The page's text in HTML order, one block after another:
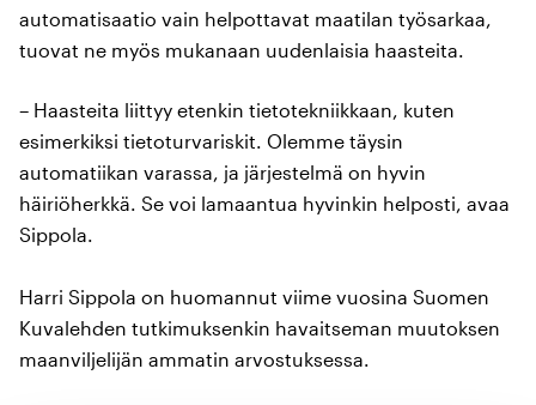
automatisaatio vain helpottavat maatilan työsarkaa,
tuovat ne myös mukanaan uudenlaisia haasteita.
– Haasteita liittyy etenkin tietotekniikkaan, kuten
esimerkiksi tietoturvariskit. Olemme täysin
automatiikan varassa, ja järjestelmä on hyvin
häiriöherkkä. Se voi lamaantua hyvinkin helposti, avaa
Sippola.
Harri Sippola on huomannut viime vuosina Suomen
Kuvalehden tutkimuksenkin havaitseman muutoksen
maanviljelijän ammatin arvostuksessa.